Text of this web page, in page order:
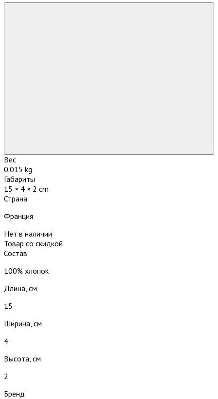
Вес
0.015 kg
Габариты
15 × 4 × 2 cm
Страна
Франция
Нет в наличии
Товар со скидкой
Состав
100% хлопок
Длина, см
15
Ширина, см
4
Высота, см
2
Бренд